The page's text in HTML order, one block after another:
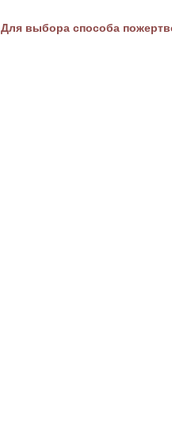
Для выбора способа